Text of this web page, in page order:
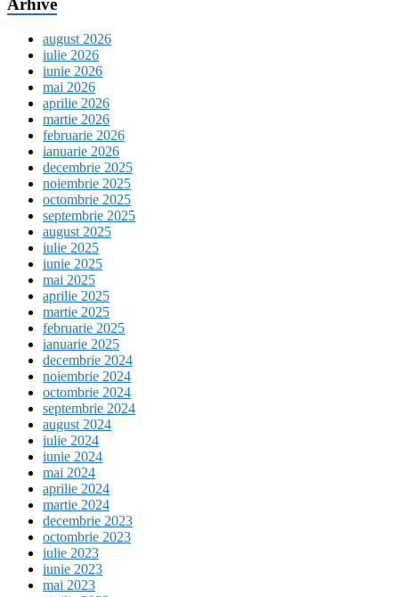
Arhive
august 2026
iulie 2026
iunie 2026
mai 2026
aprilie 2026
martie 2026
februarie 2026
ianuarie 2026
decembrie 2025
noiembrie 2025
octombrie 2025
septembrie 2025
august 2025
iulie 2025
iunie 2025
mai 2025
aprilie 2025
martie 2025
februarie 2025
ianuarie 2025
decembrie 2024
noiembrie 2024
octombrie 2024
septembrie 2024
august 2024
iulie 2024
iunie 2024
mai 2024
aprilie 2024
martie 2024
decembrie 2023
octombrie 2023
iulie 2023
iunie 2023
mai 2023